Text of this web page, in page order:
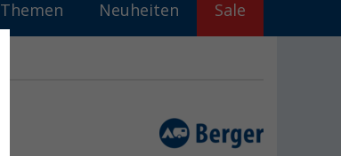
Themen Neuheiten Sale